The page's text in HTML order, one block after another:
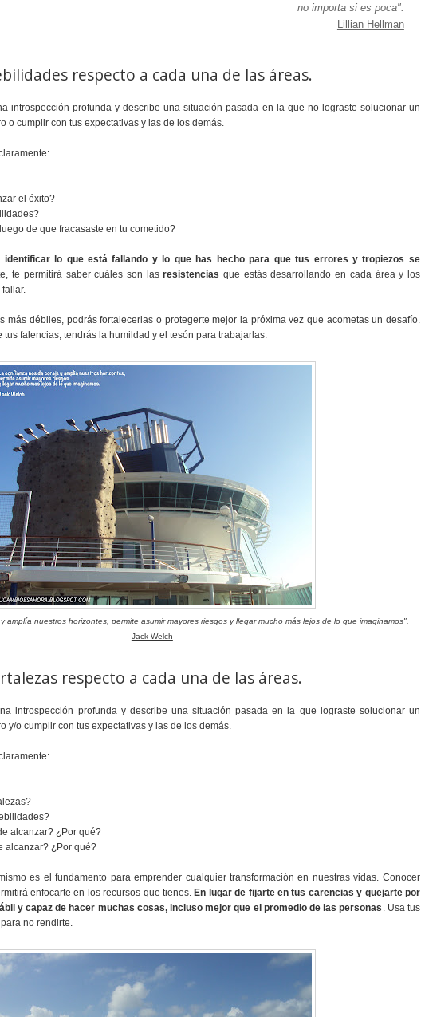
no importa si es poca".
Lillian Hellman
respecto a cada una de las áreas.
introspección profunda y describe una situación pasada en la que no lograste solucionar un
o cumplir con tus expectativas y las de los demás.
el éxito?
de que fracasaste en tu cometido?
identificar lo que está fallando y lo que has hecho para que tus errores y tropiezos se
te permitirá saber cuáles son lasresistencias que estás desarrollando en cada área y los
más débiles, podrás fortalecerlas o protegerte mejor la próxima vez que acometas un desafío.
falencias, tendrás la humildad y el tesón para trabajarlas.
amplía nuestros horizontes, permite asumir mayores riesgos y llegar mucho más lejos de lo que imaginamos".
Jack Welch
respecto a cada una de las áreas.
introspección profunda y describe una situación pasada en la que lograste solucionar un
y/o cumplir con tus expectativas y las de los demás.
alcanzar? ¿Por qué?
alcanzar? ¿Por qué?
es el fundamento para emprender cualquier transformación en nuestras vidas. Conocer
enfocarte en los recursos que tienes.En lugar de fijarte en tus carencias y quejarte por
y capaz de hacer muchas cosas, incluso mejor que el promedio de las personas
. Usa tus
no rendirte.